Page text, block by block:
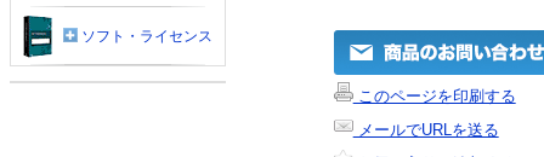
このページを印刷する
メールでURLを送る
ソフト・ライセンス